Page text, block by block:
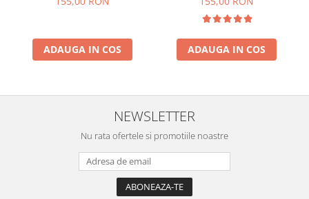
ADAUGA IN COS ADAUGA IN COS
NEWSLETTER
Nu rata ofertele si promotiile noastre